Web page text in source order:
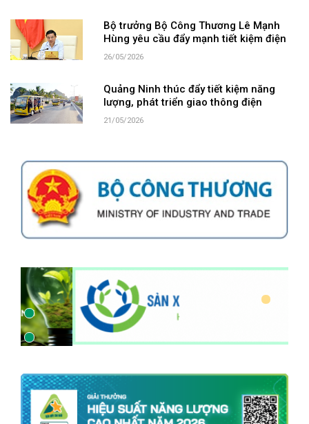
Bộ trưởng Bộ Công Thương Lê Mạnh
Hùng yêu cầu đẩy mạnh tiết kiệm điện
26/05/2026
Quảng Ninh thúc đẩy tiết kiệm năng
lượng, phát triển giao thông điện
21/05/2026